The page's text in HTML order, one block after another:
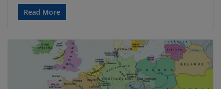
Read More